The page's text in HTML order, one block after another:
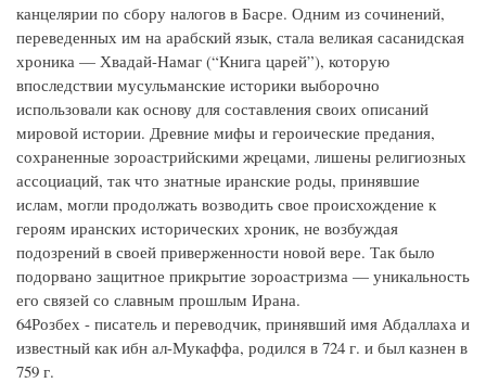
канцелярии по сбору налогов в Басре. Одним из сочинений,
переведенных им на арабский язык, стала великая сасанидская
хроника — Хвадай-Намаг (“Книга царей”), которую
впоследствии мусульманские историки выборочно
использовали как основу для составления своих описаний
мировой истории. Древние мифы и героические предания,
сохраненные зороастрийскими жрецами, лишены религиозных
ассоциаций, так что знатные иранские роды, принявшие
ислам, могли продолжать возводить свое происхождение к
героям иранских исторических хроник, не возбуждая
подозрений в своей приверженности новой вере. Так было
подорвано защитное прикрытие зороастризма — уникальность
его связей со славным прошлым Ирана.
64Розбех - писатель и переводчик, принявший имя Абдаллаха и
известный как ибн ал-Мукаффа, родился в 724 г. и был казнен в
759 г.